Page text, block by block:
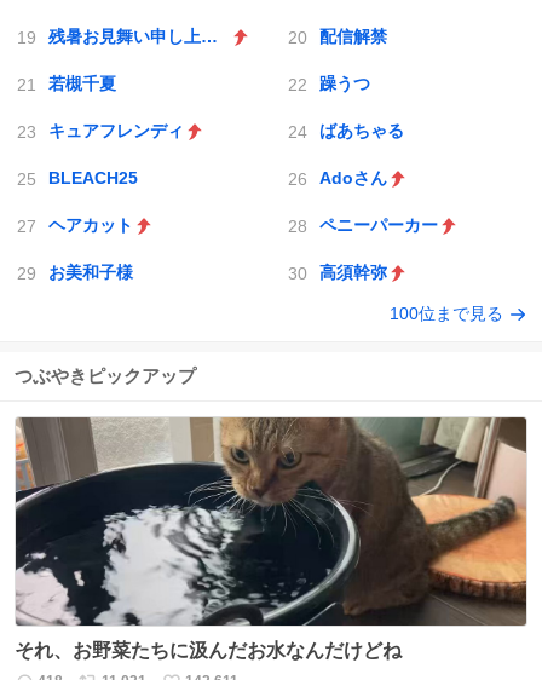
残暑お見舞い申し上げます 配信解禁
若槻千夏 躁うつ
キュアフレンディ ばあちゃる
BLEACH25 Adoさん
ヘアカット ペニーパーカー
お美和子様 高須幹弥
100位まで見る
つぶやきピックアップ
それ、お野菜たちに汲んだお水なんだけどね